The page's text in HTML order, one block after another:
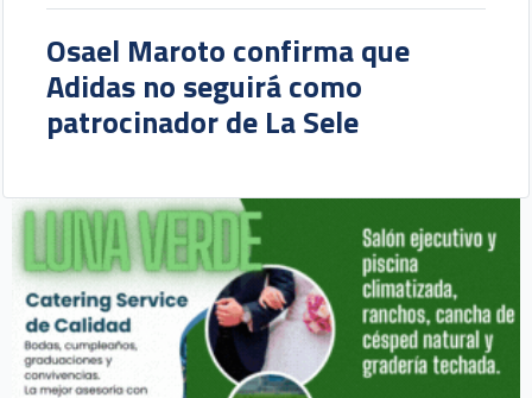
Osael Maroto confirma que
Adidas no seguirá como
patrocinador de La Sele